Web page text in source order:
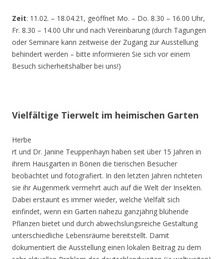
Zeit: 11.02. – 18.04.21, geöffnet Mo. – Do. 8.30 – 16.00 Uhr,
Fr. 8.30 – 14.00 Uhr und nach Vereinbarung (durch Tagungen
oder Seminare kann zeitweise der Zugang zur Ausstellung
behindert werden – bitte informieren Sie sich vor einem
Besuch sicherheitshalber bei uns!)
Vielfältige Tierwelt im heimischen Garten
Herbe
rt und Dr. Janine Teuppenhayn haben seit über 15 Jahren in
ihrem Hausgarten in Bönen die tierischen Besucher
beobachtet und fotografiert. In den letzten Jahren richteten
sie ihr Augenmerk vermehrt auch auf die Welt der Insekten.
Dabei erstaunt es immer wieder, welche Vielfalt sich
einfindet, wenn ein Garten nahezu ganzjährig blühende
Pflanzen bietet und durch abwechslungsreiche Gestaltung
unterschiedliche Lebensräume bereitstellt. Damit
dokumentiert die Ausstellung einen lokalen Beitrag zu dem